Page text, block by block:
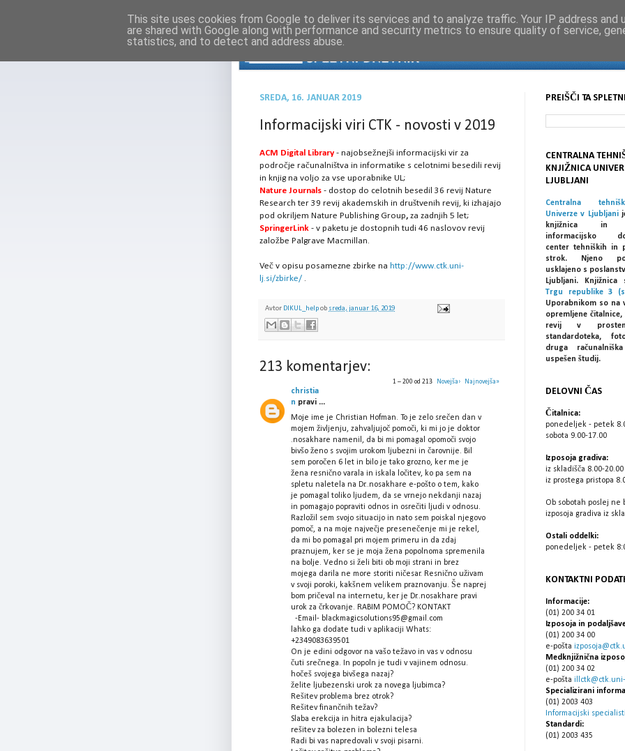
SREDA, 16. JANUAR 2019
Informacijski viri CTK - novosti v 2019
ACM Digital Library - najobsežnejši informacijski vir za
področje računalništva in informatike s celotnimi besedili revij
in knjig na voljo za vse uporabnike UL;
Nature Journals - dostop do celotnih besedil 36 revij Nature
Research ter 39 revij akademskih in društvenih revij, ki izhajajo
pod okriljem Nature Publishing Group, za zadnjih 5 let;
SpringerLink - v paketu je dostopnih tudi 46 naslovov revij
založbe Palgrave Macmillan.
Več v opisu posamezne zbirke na http://www.ctk.uni-
lj.si/zbirke/ .
Avtor DIKUL_helpob sreda, januar 16, 2019
213 komentarjev:
1 – 200 od 213 Novejša› Najnovejša»
christia
n pravi ...
Moje ime je Christian Hofman. To je zelo srečen dan v
mojem življenju, zahvaljujoč pomoči, ki mi jo je doktor
.nosakhare namenil, da bi mi pomagal opomoči svojo
bivšo ženo s svojim urokom ljubezni in čarovnije. Bil
sem poročen 6 let in bilo je tako grozno, ker me je
žena resnično varala in iskala ločitev, ko pa sem na
spletu naletela na Dr..nosakhare e-pošto o tem, kako
je pomagal toliko ljudem, da se vrnejo nekdanji nazaj
in pomagajo popraviti odnos in osrečiti ljudi v odnosu.
Razložil sem svojo situacijo in nato sem poiskal njegovo
pomoč, a na moje največje presenečenje mi je rekel,
da mi bo pomagal pri mojem primeru in da zdaj
praznujem, ker se je moja žena popolnoma spremenila
na bolje. Vedno si želi biti ob moji strani in brez
mojega darila ne more storiti ničesar. Resnično uživam
v svoji poroki, kakšnem velikem praznovanju. Še naprej
bom pričeval na internetu, ker je Dr..nosakhare pravi
urok za črkovanje. RABIM POMOČ? KONTAKT
-Email- blackmagicsolutions95@gmail.com
lahko ga dodate tudi v aplikaciji Whats:
+2349083639501
On je edini odgovor na vašo težavo in vas v odnosu
čuti srečnega. In popoln je tudi v vajinem odnosu.
hočeš svojega bivšega nazaj?
želite ljubezenski urok za novega ljubimca?
Rešitev problema brez otrok?
Rešitev finančnih težav?
Slaba erekcija in hitra ejakulacija?
rešitev za bolezen in bolezni telesa
Radi bi vas napredovali v svoji pisarni.
PREIŠČI TA
CENTRALNA
KNJIŽNICA
LJUBLJANI
Centralna
Univerze v Ljubljani
knjižnica in
informacijsko
center tehniških in
strok. Njeno
usklajeno s
Ljubljani.
Trgu republike 3
Uporabnikom so na
opremljene čitalnice,
revij v
standardoteka,
druga
uspešen študij.
DELOVNI ČAS
Čitalnica:
ponedeljek - petek
sobota 9.00-17.00
Izposoja gradiva:
iz skladišča 8.00-20.00
iz prostega pristopa
Ob sobotah poslej ne
izposoja gradiva iz
Ostali oddelki:
ponedeljek - petek
KONTAKTNI
Informacije:
(01) 200 34 01
Izposoja in
(01) 200 34 00
e-pošta
Medknjižnična
(01) 200 34 02
e-pošta
Specializirani
(01) 2003 403
Informacijski specialisti
Standardi:
(01) 2003 435
This site uses cookies from Google to deliver its services and to analyze traffic. Your IP address and
are shared with Google along with performance and security metrics to ensure quality of service,
statistics, and to detect and address abuse.